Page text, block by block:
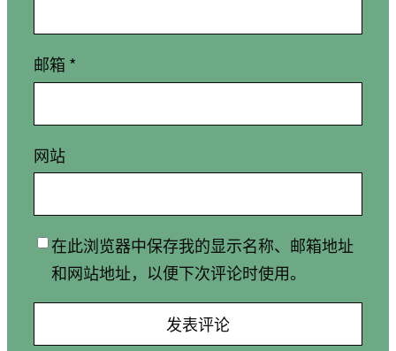
邮箱 *
网站
在此浏览器中保存我的显示名称、邮箱地址
和网站地址，以便下次评论时使用。